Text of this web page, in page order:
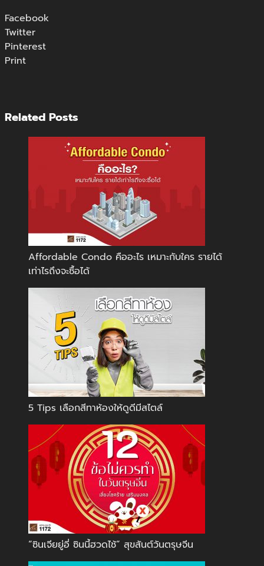
Facebook
Twitter
Pinterest
Print
Related Posts
Affordable Condo คืออะไร เหมาะกับใคร รายได้
เท่าไรถึงจะซื้อได้
5 Tips เลือกสีทาห้องให้ดูดีมีสไตล์
“ซินเจียยู่อี่ ซินนี้ฮวดไช้” สุขสันต์วันตรุษจีน